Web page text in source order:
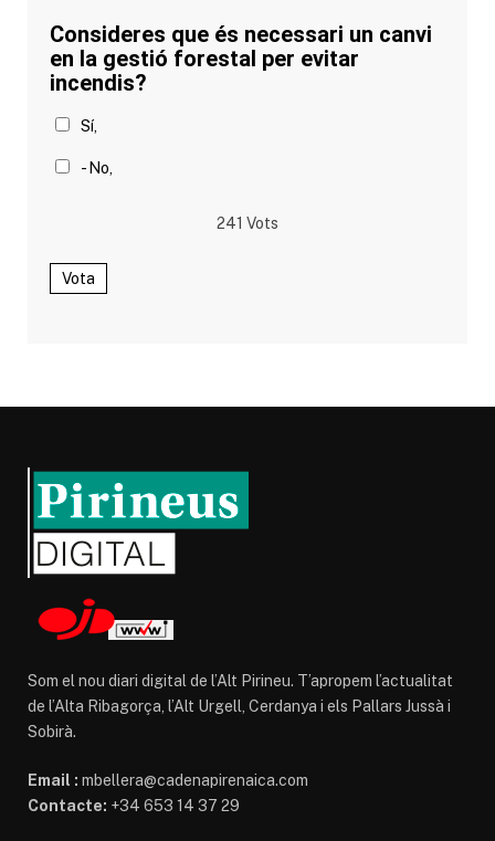
Consideres que és necessari un canvi
en la gestió forestal per evitar
incendis?
Sí,
- No,
241 Vots
Vota
Som el nou diari digital de l’Alt Pirineu. T’apropem l’actualitat
de l’Alta Ribagorça, l’Alt Urgell, Cerdanya i els Pallars Jussà i
Sobirà.
Email : mbellera@cadenapirenaica.com
Contacte: +34 653 14 37 29